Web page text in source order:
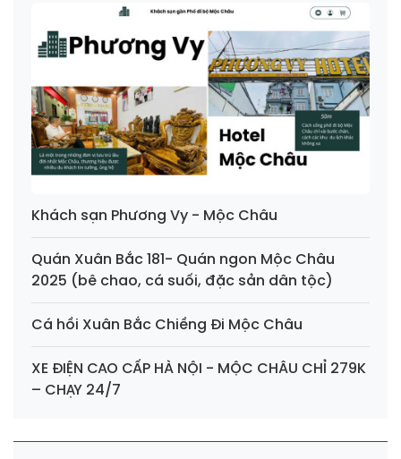
Khách sạn Phương Vy - Mộc Châu
Quán Xuân Bắc 181- Quán ngon Mộc Châu
2025 (bê chao, cá suối, đặc sản dân tộc)
Cá hồi Xuân Bắc Chiềng Đi Mộc Châu
XE ĐIỆN CAO CẤP HÀ NỘI - MỘC CHÂU CHỈ 279K
– CHẠY 24/7